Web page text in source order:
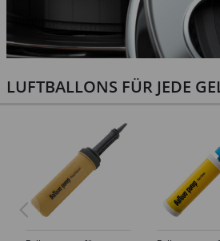
LUFTBALLONS FÜR JEDE